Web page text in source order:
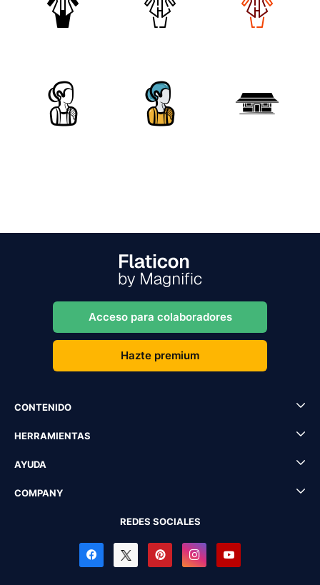
Acceso para colaboradores
Hazte premium
CONTENIDO
HERRAMIENTAS
AYUDA
COMPANY
REDES SOCIALES